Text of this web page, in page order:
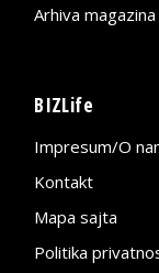
Arhiva magazina
BIZLife
Impresum/O
Kontakt
Mapa sajta
Politika